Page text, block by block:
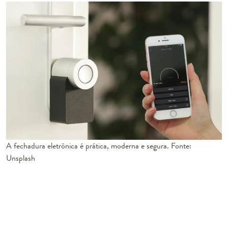
A fechadura eletrônica é prática, moderna e segura. Fonte:
Unsplash